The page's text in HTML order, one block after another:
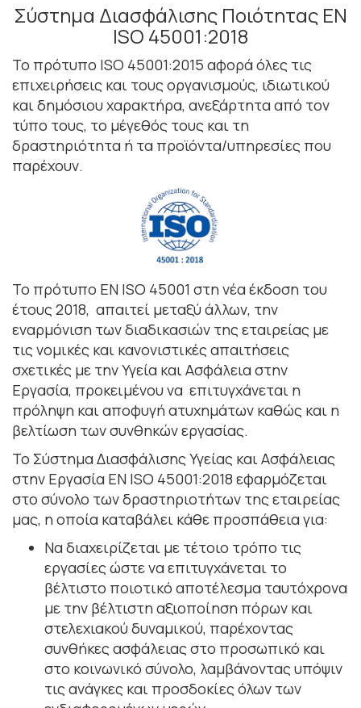
Σύστημα Διασφάλισης Ποιότητας ΕΝ
ISO 45001:2018
Το πρότυπο ISO 45001:2015 αφορά όλες τις
επιχειρήσεις και τους οργανισμούς, ιδιωτικού
και δημόσιου χαρακτήρα, ανεξάρτητα από τον
τύπο τους, το μέγεθός τους και τη
δραστηριότητα ή τα προϊόντα/υπηρεσίες που
παρέχουν.
Το πρότυπο EN ISO 45001 στη νέα έκδοση του
έτους 2018, απαιτεί μεταξύ άλλων, την
εναρμόνιση των διαδικασιών της εταιρείας με
τις νομικές και κανονιστικές απαιτήσεις
σχετικές με την Υγεία και Ασφάλεια στην
Εργασία, προκειμένου να επιτυγχάνεται η
πρόληψη και αποφυγή ατυχημάτων καθώς και η
βελτίωση των συνθηκών εργασίας.
Το Σύστημα Διασφάλισης Υγείας και Ασφάλειας
στην Εργασία ΕΝ ISO 45001:2018 εφαρμόζεται
στο σύνολο των δραστηριοτήτων της εταιρείας
μας, η οποία καταβάλει κάθε προσπάθεια για:
Να διαχειρίζεται με τέτοιο τρόπο τις
εργασίες ώστε να επιτυγχάνεται το
βέλτιστο ποιοτικό αποτέλεσμα ταυτόχρονα
με την βέλτιστη αξιοποίηση πόρων και
στελεχιακού δυναμικού, παρέχοντας
συνθήκες ασφάλειας στο προσωπικό και
στο κοινωνικό σύνολο, λαμβάνοντας υπόψιν
τις ανάγκες και προσδοκίες όλων των